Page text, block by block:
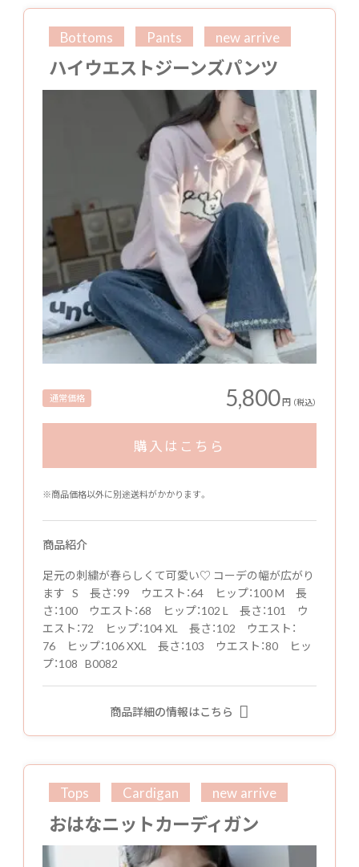
Bottoms Pants new arrive
ハイウエストジーンズパンツ
通常価格 5,800円 （税込）
購入はこちら
※商品価格以外に別途送料がかかります。
商品紹介
足元の刺繍が春らしくて可愛い♡ コーデの幅が広がり
ます S 長さ：99 ウエスト：64 ヒップ：100 M 長
さ：100 ウエスト：68 ヒップ：102 L 長さ：101 ウ
エスト：72 ヒップ：104 XL 長さ：102 ウエスト：
76 ヒップ：106 XXL 長さ：103 ウエスト：80 ヒッ
プ：108 B0082
商品詳細の情報はこちら
Tops Cardigan new arrive
おはなニットカーディガン